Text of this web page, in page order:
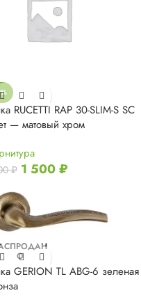
RUCETTI RAP 30-SLIM-S SC
— матовый хром
₽ 1 500₽
О
GERION TL ABG-6 зеленая